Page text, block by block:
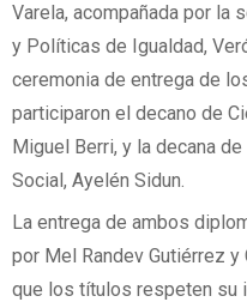
Varela, acompañada por la
y Políticas de Igualdad,
ceremonia de entrega de
participaron el decano de
Miguel Berri, y la decana
Social, Ayelén Sidun.
La entrega de ambos
por Mel Randev Gutiérrez
que los títulos respeten su